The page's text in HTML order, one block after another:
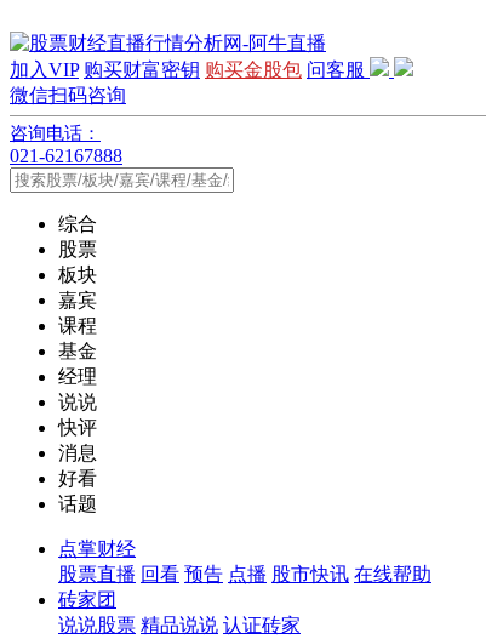
加入VIP 购买财富密钥 购买金股包 问客服
微信扫码咨询
咨询电话：
021-62167888
综合
股票
板块
嘉宾
课程
基金
经理
说说
快评
消息
好看
话题
点掌财经
股票直播 回看 预告 点播 股市快讯 在线帮助
砖家团
说说股票 精品说说 认证砖家